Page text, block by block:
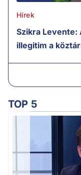
Hírek
Szikra Levente:
illegitim a
TOP 5